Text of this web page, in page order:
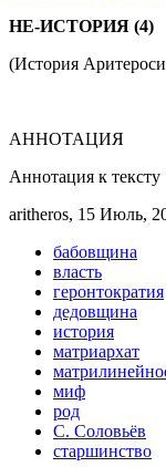
НЕ-ИСТОРИЯ (4)
(История
АННОТАЦИЯ
Аннотация к
aritheros, 15 Июль,
бабовщина
власть
геронтократия
дедовщина
история
матриархат
миф
род
С. Соловьёв
старшинство